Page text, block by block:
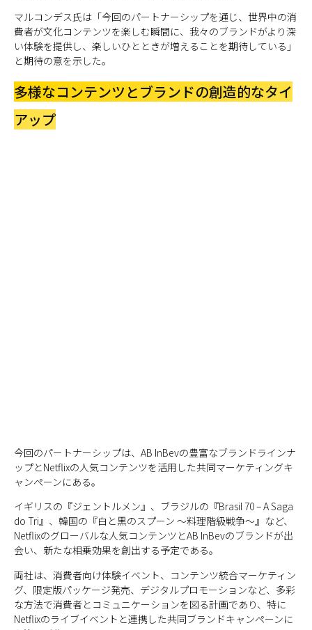
マルコンデス氏は「今回のパートナーシップを通じ、世界中の消
費者が文化コンテンツを楽しむ瞬間に、我々のブランドがより深
い体験を提供し、楽しいひとときが増えることを期待している」
と期待の意を示した。
多様なコンテンツとブランドの創造的なタイ
アップ
今回のパートナーシップは、AB InBevの豊富なブランドラインナ
ップとNetflixの人気コンテンツを活用した共同マーケティングキ
ャンペーンにある。
イギリスの『ジェントルメン』、ブラジルの『Brasil 70 – A Saga
do Tri』、韓国の『白と黒のスプーン ～料理階級戦争～』など、
Netflixのグローバルな人気コンテンツとAB InBevのブランドが出
会い、新たな相乗効果を創出する予定である。
両社は、消費者向け体験イベント、コンテンツ統合マーケティン
グ、限定版パッケージ発売、デジタルプロモーションなど、多彩
な方法で消費者とコミュニケーションを図る計画であり、特に
Netflixのライブイベントと連携した共同ブランドキャンペーンに